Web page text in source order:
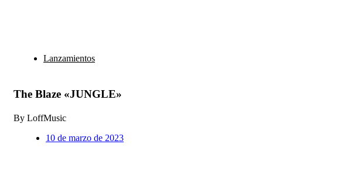
Lanzamientos
The Blaze «JUNGLE»
By LoffMusic
10 de marzo de 2023